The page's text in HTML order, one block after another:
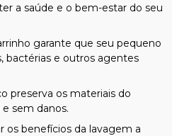
a saúde e o bem-estar do seu
garante que seu pequeno
bactérias e outros agentes
preserva os materiais do
sem danos.
os benefícios da lavagem a